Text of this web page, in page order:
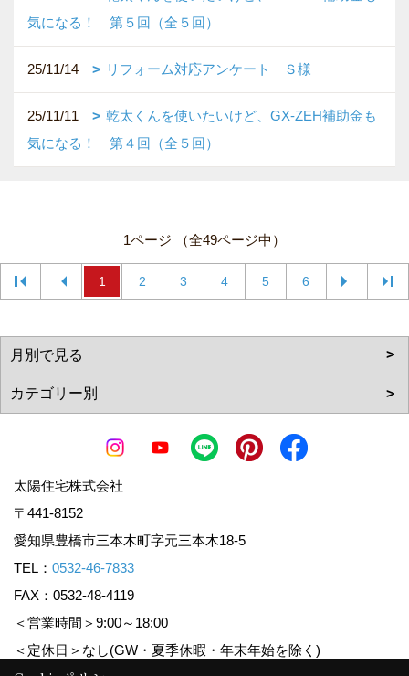
気になる！ 第５回（全５回）
25/11/14 リフォーム対応アンケート Ｓ様
25/11/11
乾太くんを使いたいけど、GX-ZEH補助金も
気になる！ 第４回（全５回）
1ページ （全49ページ中）
1 2 3 4 5 6
太陽住宅株式会社
〒441-8152
愛知県豊橋市三本木町字元三本木18-5
TEL： 0532-46-7833
FAX：0532-48-4119
＜営業時間＞9:00～18:00
＜定休日＞なし(GW・夏季休暇・年末年始を除く)